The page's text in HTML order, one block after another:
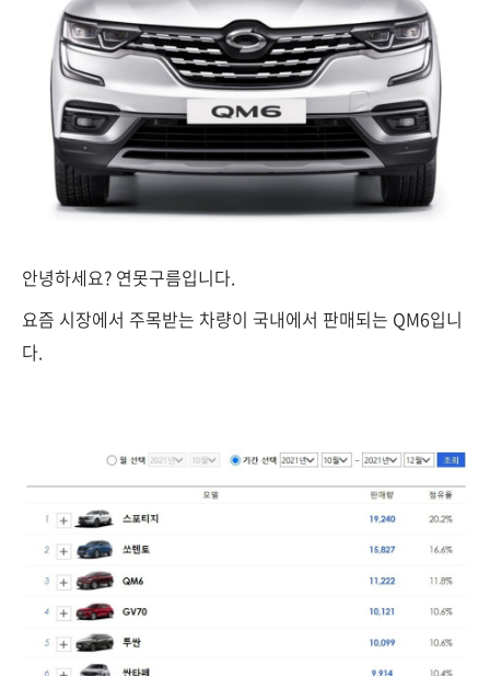
안녕하세요? 연못구름입니다.
요즘 시장에서 주목받는 차량이 국내에서 판매되는 QM6입니
다.